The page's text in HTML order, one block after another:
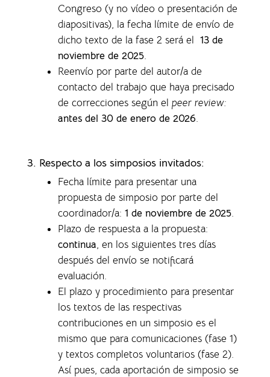
Congreso (y no vídeo o presentación de
diapositivas), la fecha límite de envío de
dicho texto de la fase 2 será el 13 de
noviembre de 2025.
Reenvío por parte del autor/a de
contacto del trabajo que haya precisado
de correcciones según el peer review:
antes del 30 de enero de 2026.
3. Respecto a los simposios invitados:
Fecha límite para presentar una
propuesta de simposio por parte del
coordinador/a: 1 de noviembre de 2025.
Plazo de respuesta a la propuesta:
continua, en los siguientes tres días
después del envío se notificará
evaluación.
El plazo y procedimiento para presentar
los textos de las respectivas
contribuciones en un simposio es el
mismo que para comunicaciones (fase 1)
y textos completos voluntarios (fase 2).
Así pues, cada aportación de simposio se